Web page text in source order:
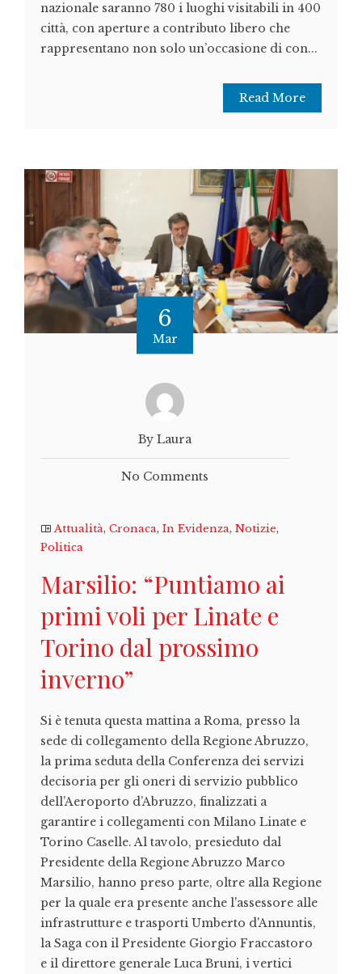
nazionale saranno 780 i luoghi visitabili in 400
città, con aperture a contributo libero che
rappresentano non solo un’occasione di con...
Read More
6
Mar
By Laura
No Comments
Attualità, Cronaca, In Evidenza, Notizie,
Politica
Marsilio: “Puntiamo ai
primi voli per Linate e
Torino dal prossimo
inverno”
Si è tenuta questa mattina a Roma, presso la
sede di collegamento della Regione Abruzzo,
la prima seduta della Conferenza dei servizi
decisoria per gli oneri di servizio pubblico
dell’Aeroporto d’Abruzzo, finalizzati a
garantire i collegamenti con Milano Linate e
Torino Caselle. Al tavolo, presieduto dal
Presidente della Regione Abruzzo Marco
Marsilio, hanno preso parte, oltre alla Regione
per la quale era presente anche l'assessore alle
infrastrutture e trasporti Umberto d'Annuntis,
la Saga con il Presidente Giorgio Fraccastoro
e il direttore generale Luca Bruni, i vertici